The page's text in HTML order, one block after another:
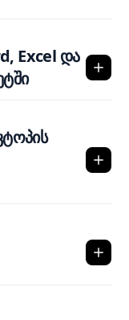
Excel და